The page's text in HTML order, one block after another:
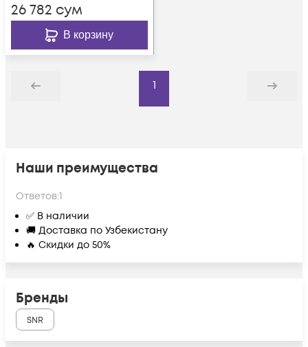
26 782 сум
В корзину
Назад
1
Дальше
Наши преимущества
Ответов:1
✅ В наличии
🚚 Доставка по Узбекистану
🔥 Скидки до 50%
Бренды
SNR